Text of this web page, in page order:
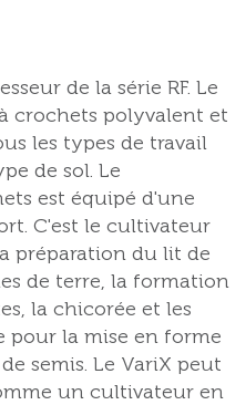
de la série RF. Le
crochets polyvalent et
les types de travail
de sol. Le
est équipé d'une
C'est le cultivateur
préparation du lit de
de terre, la formation
la chicorée et les
pour la mise en forme
semis. Le VariX peut
un cultivateur en